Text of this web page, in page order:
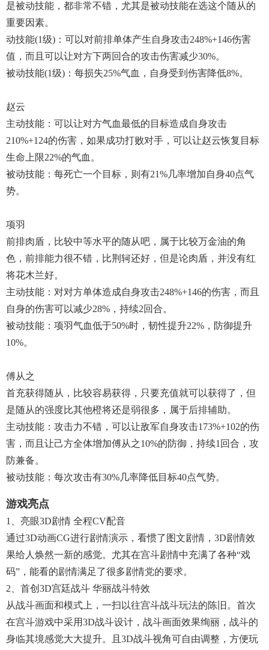
是被动技能，都非常不错，尤其是被动技能在选这个随从的
重要因素。
动技能(1级)：可以对前排单体产生自身攻击248%+146伤害
值，而且可以让对方下两回合的攻击伤害减少30%。
被动技能(1级)：每损失25%气血，自身受到伤害降低8%。
赵云
主动技能：可以让对方气血最低的目标造成自身攻击
210%+124的伤害，如果成功打败对手，可以让赵云恢复目标
生命上限22%的气血。
被动技能：每死亡一个目标，则有21%几率增加自身40点气
势。
项羽
前排肉盾，比较中等水平的随从吧，属于比较万金油的角
色，前排能力很不错，比荆轲还好，但是论肉盾，并没有红
将花木兰好。
主动技能：对对方单体造成自身攻击248%+146的伤害，而且
自身的伤害可以减少28%，持续2回合。
被动技能：项羽气血低于50%时，韧性提升22%，防御提升
10%。
傅从之
首充获得随从，比较容易获得，只要充值就可以获得了，但
是随从的强度比其他橙将还是弱很多，属于后排辅助。
主动技能：攻击力不错，可以让敌军自身攻击173%+102的伤
害，而且让己方全体增加傅从之10%的防御，持续1回合，攻
防兼备。
被动技能：每次攻击有30%几率降低目标40点气势。
游戏亮点
1、亮眼3D剧情 全程CV配音
通过3D动画CG进行剧情演示，看惯了图文剧情，3D剧情效
果给人焕然一新的感觉。尤其在宫斗剧情中充满了各种“戏
码”，能看的剧情满足了很多剧情党的要求。
2、首创3D宫廷战斗 华丽战斗特效
从战斗画面和模式上，一扫以往宫斗战斗玩法的陈旧。首次
在宫斗游戏中采用3D战斗设计，战斗画面效果绚丽，战斗的
身临其境感觉大大提升。且3D战斗视角可自由调整，方便玩